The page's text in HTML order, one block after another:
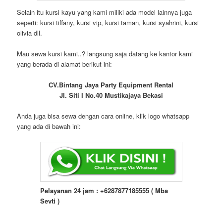
Selain itu kursi kayu yang kami miliki ada model lainnya juga
seperti: kursi tiffany, kursi vip, kursi taman, kursi syahrini, kursi
olivia dll.
Mau sewa kursi kami..? langsung saja datang ke kantor kami
yang berada di alamat berikut ini:
CV.Bintang Jaya Party Equipment Rental
Jl. Siti I No.40 Mustikajaya Bekasi
Anda juga bisa sewa dengan cara online, klik logo whatsapp
yang ada di bawah ini:
Pelayanan 24 jam : +6287877185555 ( Mba
Sevti )